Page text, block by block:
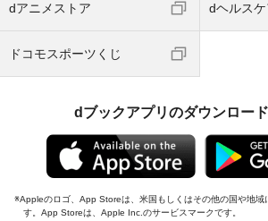
dアニメストア dヘルスケ
ドコモスポーツくじ
dブックアプリのダウンロー
Appleのロゴ、App Storeは、米国もしくはその他の国や地
す。App Storeは、Apple Inc.のサービスマークです。